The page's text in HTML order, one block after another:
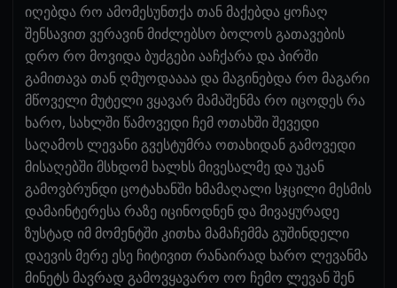
იღებდა რო ამომესუნთქა თან მაქებდა ყოჩაღ
შენსავით ვერავინ მიძლებსო ბოლოს გათავების
დრო რო მოვიდა ბუძგები ააჩქარა და პირში
გამითავა თან ღმუოდაააა და მაგინებდა რო მაგარი
მწოველი მუტელი ვყავარ მამაშენმა რო იცოდეს რა
ხარო, სახლში წამოვედი ჩემ ოთახში შევედი
საღამოს ლევანი გვესტუმრა ოთახიდან გამოვედი
მისაღებში მსხდომ ხალხს მივესალმე და უკან
გამოვბრუნდი ცოტახანში ხმამაღალი სჯცილი მესმის
დამაინტერესა რაზე იცინოდნენ და მივაყურადე
ზუსტად იმ მომენტში კითხა მამაჩემმა გუშინდელი
დაევის მერე ესე ჩიტივით რანაირად ხარო ლევანმა
მინეტს მავრად გამოვყავარო ოო ჩემო ლევან შენ